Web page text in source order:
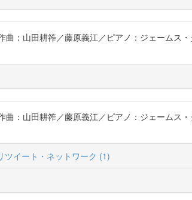
：山田耕筰／藤原義江／ピアノ：ジェームス
：山田耕筰／藤原義江／ピアノ：ジェームス
ツイート・ネットワーク (1)